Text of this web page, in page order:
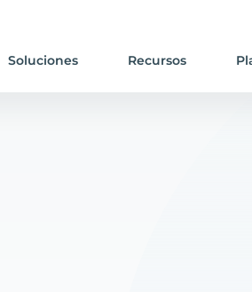
Soluciones Recursos